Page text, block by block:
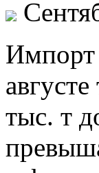
Импoрт
тыс. т